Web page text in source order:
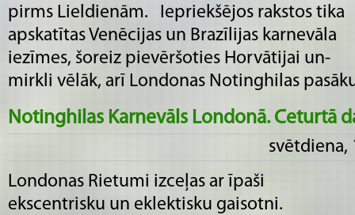
pirms Lieldienām. Iepriekšējos rakstos tika
apskatītas Venēcijas un Brazīlijas karnevāla
iezīmes, šoreiz pievēršoties Horvātijai un-
mirkli vēlāk, arī Londonas Notinghilas
Notinghilas Karnevāls Londonā. Ceturtā
svētdiena,
Londonas Rietumi izceļas ar īpaši
ekscentrisku un eklektisku gaisotni.